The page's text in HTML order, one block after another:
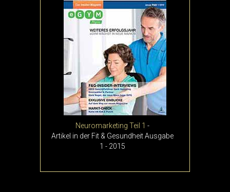
Neuromarketing Teil 1 -
Artikel in der Fit & Gesundheit Ausgabe
1 - 2015